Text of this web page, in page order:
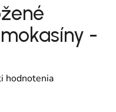
-
je 0,0 z 5 hviezdičiek.
hodnotenia